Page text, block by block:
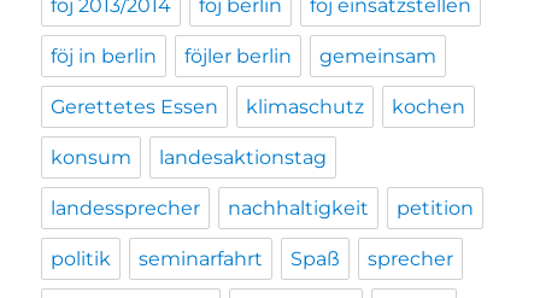
föj 2013/2014 föj berlin föj einsatzstellen
föj in berlin föjler berlin gemeinsam
Gerettetes Essen klimaschutz kochen
konsum landesaktionstag
landessprecher nachhaltigkeit petition
politik seminarfahrt Spaß sprecher